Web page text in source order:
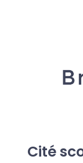
Cité